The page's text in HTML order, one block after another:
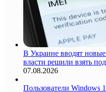
В Украине вводят
власти решили взять
07.08.2026
Пользователи Windows